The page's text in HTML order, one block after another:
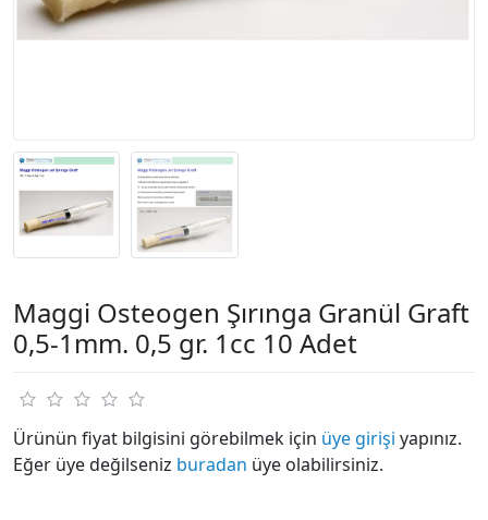
Maggi Osteogen Şırınga Granül Graft
0,5-1mm. 0,5 gr. 1cc 10 Adet
Ürünün fiyat bilgisini görebilmek için üye girişi yapınız.
Eğer üye değilseniz buradan üye olabilirsiniz.